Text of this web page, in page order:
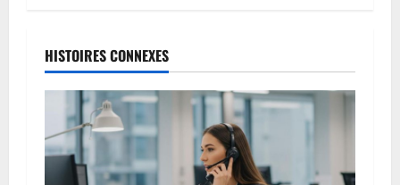
a
t
i
o
HISTOIRES CONNEXES